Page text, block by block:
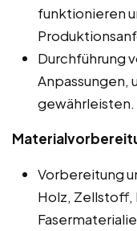
funktionieren
Durchführung
Anpassungen,
gewährleisten.
Vorbereitung
Holz, Zellstoff,